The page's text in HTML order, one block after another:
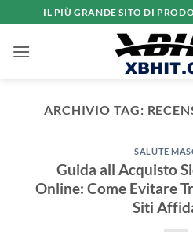
ai
contenuti
IL PIÙ GRANDE SITO DI
ARCHIVIO TAG:
SALUTE
Guida all Acquisto
Online: Come Evitare
Siti